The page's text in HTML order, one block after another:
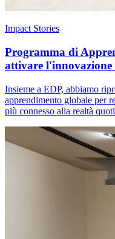
Impact Stories
Programma di
attivare l'innovazione
Insieme a EDP, abbiamo
apprendimento globale per
più connesso alla realtà